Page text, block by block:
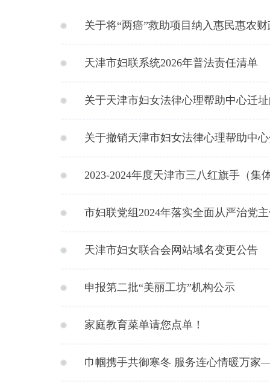
关于将“两癌”救助项目纳入惠民惠农
天津市妇联系统2026年普法责任清单
关于天津市妇女法律心理帮助中心迁
关于撤销天津市妇女法律心理帮助中
2023-2024年度天津市三八红旗手（集
市妇联党组2024年落实全面从严治党
天津市妇女联合会网站域名变更公告
申报第二批“美丽工坊”机构公示
家庭教育菜单请您点单！
巾帼携手共御寒冬 服务连心情暖万